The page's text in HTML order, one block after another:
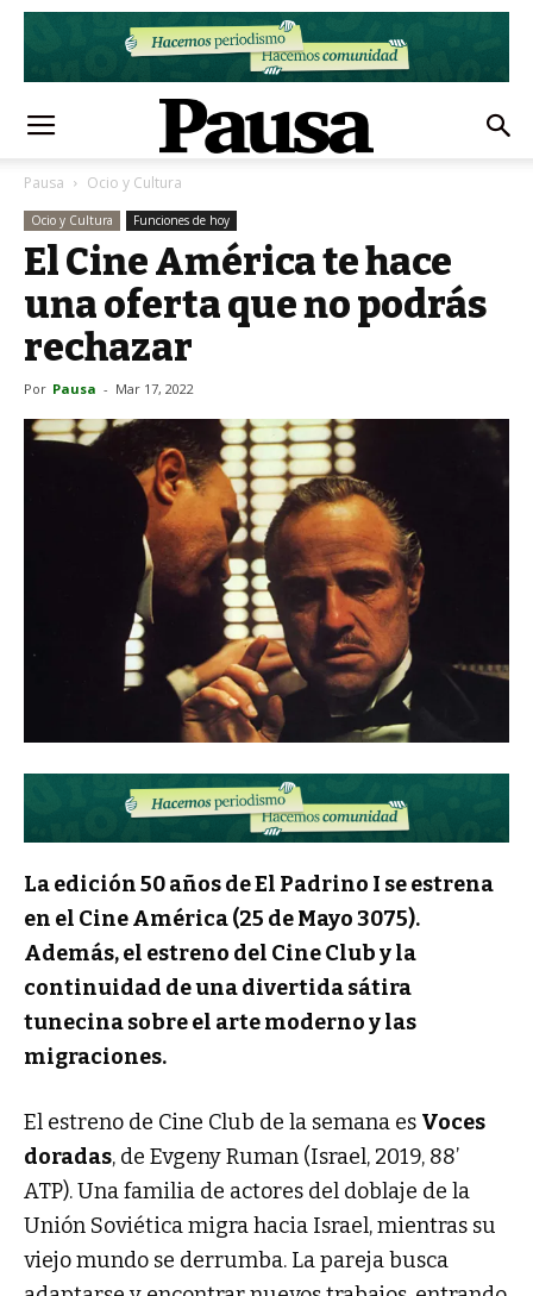
Pausa Ocio y Cultura
Ocio y Cultura Funciones de hoy
El Cine América te hace
una oferta que no podrás
rechazar
Por Pausa - Mar 17, 2022
La edición 50 años de El Padrino I se estrena
en el Cine América (25 de Mayo 3075).
Además, el estreno del Cine Club y la
continuidad de una divertida sátira
tunecina sobre el arte moderno y las
migraciones.
El estreno de Cine Club de la semana es Voces
doradas, de Evgeny Ruman (Israel, 2019, 88’
ATP). Una familia de actores del doblaje de la
Unión Soviética migra hacia Israel, mientras su
viejo mundo se derrumba. La pareja busca